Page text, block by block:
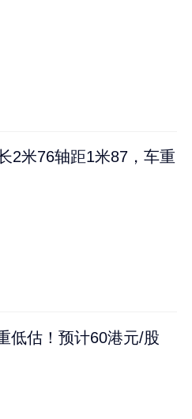
2米76轴距1米87，车重
低估！预计60港元/股